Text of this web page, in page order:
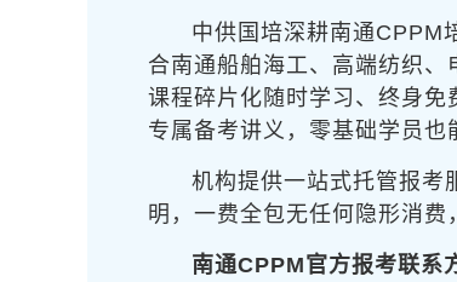
中供国培深耕南通CPPM
合南通船舶海工、高端纺织
课程碎片化随时学习、终身
专属备考讲义，零基础学员也
机构提供一站式托管报考
明，一费全包无任何隐形消费
南通CPPM官方报考联系